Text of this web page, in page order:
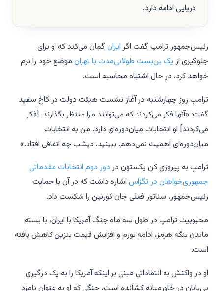
دریایی ادامه دارد.
رئیس‌جمهور ترامپ گفت اگرایران گمان می‌کند که او برای
جلوگیری از یک بن‌بست طولانی‌مدت با تهران موضع خود را نرم
خواهد کرد، در حال اشتباه محاسبه است.
ترامپ روز چهارشنبه در آغاز نشست هیئت دولت در کاخ سفید
گفت: «آنها فکر می‌کردند که می‌توانند مرا منتظر بگذارند. [فکر
می‌کردند] او انتخابات میان‌دوره‌ای دارد. من به انتخابات
میان‌دوره‌ای اهمیت نمی‌دهم. ببینید، دیشب چه اتفاقی افتاد.»
ترامپ به پیروزی کن پکستون در دور دوم انتخابات مقدماتی
جمهوری‌خواهان در تگزاس اشاره داشت که در آن با حمایت
رئیس‌جمهور، سناتور فعلی جان کورنین را شکست داد.
محبوبیت ترامپ در طول سه ماه جنگ آمریکا با ایران، با بسته
ماندن تنگه هرمز، ادامه تورم و افزایش قیمت بنزین کاهش یافته
است.
او در واکنش به انتقاداتی مبنی بر اینکه آمریکا را به یک درگیری
بی‌پایان در خاورمیانه کشانده است، جنگی که او به عنوان نامزد